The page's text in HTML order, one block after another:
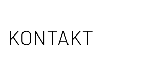
KONTAKT